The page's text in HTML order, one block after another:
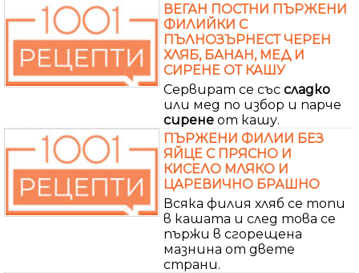
ВЕГАН ПОСТНИ ПЪРЖЕНИ
ФИЛИЙКИ С
ПЪЛНОЗЪРНЕСТ ЧЕРЕН
ХЛЯБ, БАНАН, МЕД И
СИРЕНЕ ОТ КАШУ
Сервират се със сладко
или мед по избор и парче
сирене от кашу.
ПЪРЖЕНИ ФИЛИИ БЕЗ
ЯЙЦЕ С ПРЯСНО И
КИСЕЛО МЛЯКО И
ЦАРЕВИЧНО БРАШНО
Всяка филия хляб се топи
в кашата и след това се
пържи в сгорещена
мазнина от двете
страни.